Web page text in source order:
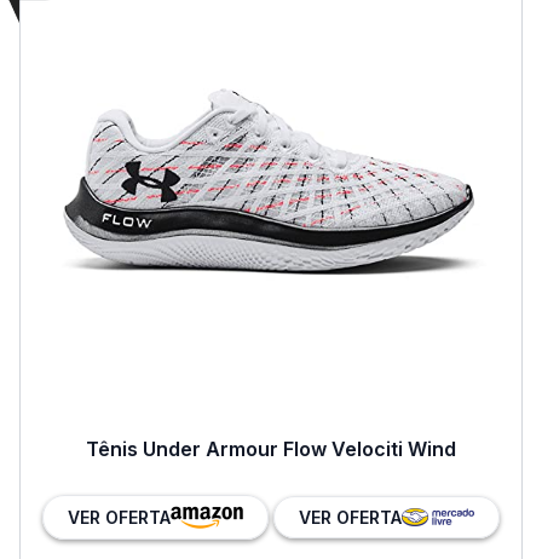
Tênis Under Armour Flow Velociti Wind
VER OFERTA VER OFERTA